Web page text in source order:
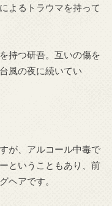
よるトラウマを持って
持つ研吾。互いの傷を
風の夜に続いてい
が、アルコール中毒で
ということもあり、前
ヘアです。